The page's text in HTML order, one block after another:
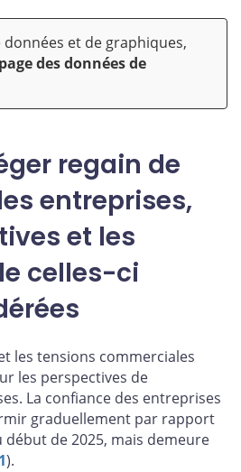
et de graphiques,
page des données de
regain de
entreprises,
et les
celles-ci
les tensions commerciales
les perspectives de
La confiance des entreprises
graduellement par rapport
début de 2025, mais demeure
).